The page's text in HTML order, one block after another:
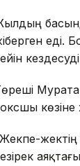
еді.
көзіне
жектің